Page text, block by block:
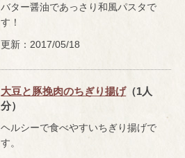
バター醤油であっさり和風パスタで
す！
更新：2017/05/18
大豆と豚挽肉のちぎり揚げ（1人
分）
ヘルシーで食べやすいちぎり揚げで
す。